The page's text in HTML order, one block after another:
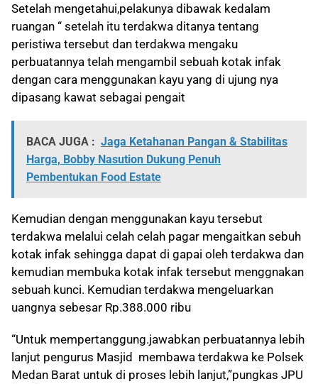
Setelah mengetahui,pelakunya dibawak kedalam
ruangan “ setelah itu terdakwa ditanya tentang
peristiwa tersebut dan terdakwa mengaku
perbuatannya telah mengambil sebuah kotak infak
dengan cara menggunakan kayu yang di ujung nya
dipasang kawat sebagai pengait
BACA JUGA : Jaga Ketahanan Pangan & Stabilitas
Harga, Bobby Nasution Dukung Penuh
Pembentukan Food Estate
Kemudian dengan menggunakan kayu tersebut
terdakwa melalui celah celah pagar mengaitkan sebuh
kotak infak sehingga dapat di gapai oleh terdakwa dan
kemudian membuka kotak infak tersebut menggnakan
sebuah kunci. Kemudian terdakwa mengeluarkan
uangnya sebesar Rp.388.000 ribu
“Untuk mempertanggung.jawabkan perbuatannya lebih
lanjut pengurus Masjid membawa terdakwa ke Polsek
Medan Barat untuk di proses lebih lanjut,”pungkas JPU